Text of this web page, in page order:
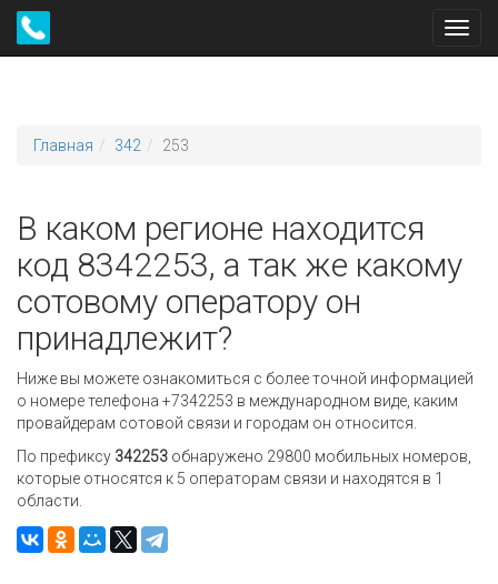
Главная 342 253
В каком регионе находится
код 8342253, а так же какому
сотовому оператору он
принадлежит?
Ниже вы можете ознакомиться с более точной информацией
о номере телефона +7342253 в международном виде, каким
провайдерам сотовой связи и городам он относится.
По префиксу 342253 обнаружено 29800 мобильных номеров,
которые относятся к 5 операторам связи и находятся в 1
области.